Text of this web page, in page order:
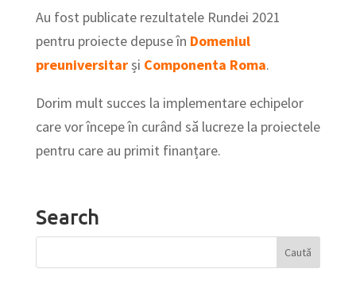
Au fost publicate rezultatele Rundei 2021
pentru proiecte depuse în Domeniul
preuniversitarși Componenta Roma.
Dorim mult succes la implementare echipelor
care vor începe în curând să lucreze la proiectele
pentru care au primit finanțare.
Search